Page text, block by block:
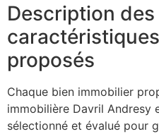
Description des
proposés
Chaque bien immobilier
immobilière Davril Andresy
sélectionné et évalué pour